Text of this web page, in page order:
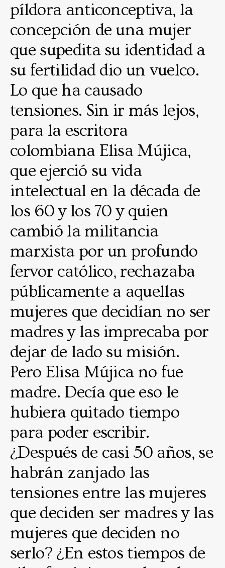
píldora anticonceptiva, la
concepción de una mujer
que supedita su identidad a
su fertilidad dio un vuelco.
Lo que ha causado
tensiones. Sin ir más lejos,
para la escritora
colombiana Elisa Mújica,
que ejerció su vida
intelectual en la década de
los 60 y los 70 y quien
cambió la militancia
marxista por un profundo
fervor católico, rechazaba
públicamente a aquellas
mujeres que decidían no ser
madres y las imprecaba por
dejar de lado su misión.
Pero Elisa Mújica no fue
madre. Decía que eso le
hubiera quitado tiempo
para poder escribir.
¿Después de casi 50 años, se
habrán zanjado las
tensiones entre las mujeres
que deciden ser madres y las
mujeres que deciden no
serlo? ¿En estos tiempos de